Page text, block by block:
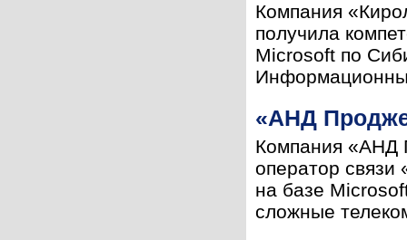
Компания
получила
Microsoft по
«АНД
Компания «АНД
оператор
на базе
сложные